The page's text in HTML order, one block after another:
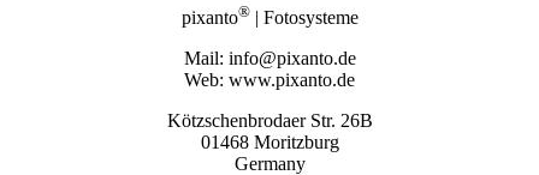
pixanto®| Fotosysteme
Mail: info@pixanto.de
Web: www.pixanto.de
Kötzschenbrodaer Str. 26B
01468 Moritzburg
Germany